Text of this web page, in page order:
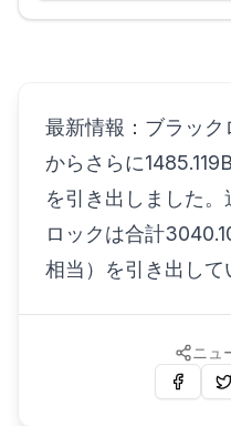
最新情報：ブラッ
からさらに
を引き出しました
ロックは合計
相当）を引き出して
ニュ